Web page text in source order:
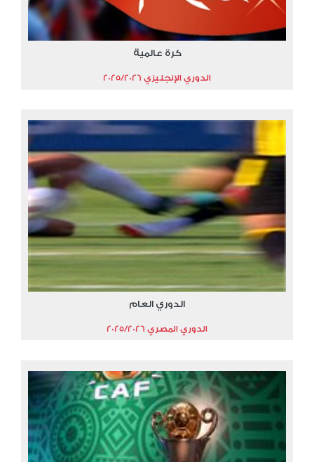
كرة عالمية
الدوري الإنجليزي 2025/2026
الدوري العام
الدوري المصري 2025/2026